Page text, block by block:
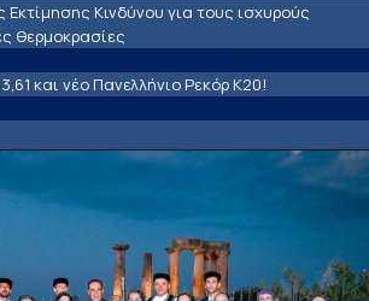
Κινδύνου για τους ισχυρούς
θερμοκρασίες
και νέο Πανελλήνιο Ρεκόρ Κ20!